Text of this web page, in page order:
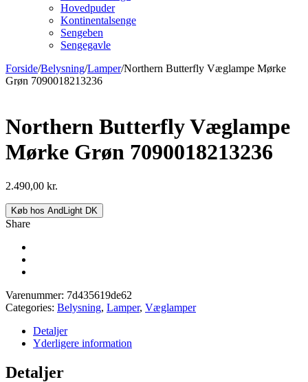
Hovedpuder
Kontinentalsenge
Sengeben
Sengegavle
Forside/Belysning/Lamper/Northern Butterfly Væglampe Mørke
Grøn 7090018213236
Northern Butterfly Væglampe
Mørke Grøn 7090018213236
2.490,00 kr.
Køb hos AndLight DK
Share
Varenummer: 7d435619de62
Categories: Belysning, Lamper, Væglamper
Detaljer
Yderligere information
Detaljer